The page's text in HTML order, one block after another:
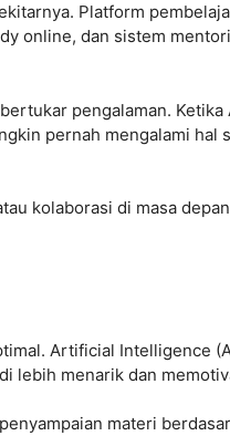
Platform
online, dan sistem
pengalaman. Ketika
pernah mengalami hal
kolaborasi di masa
Artificial Intelligence
lebih menarik dan
materi